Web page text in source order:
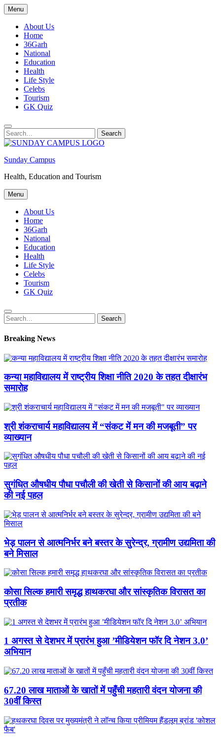
Skip
to
content
Menu
About Us
Home
36Garh
National
Education
Health
Life Style
Celebs
Tourism
GK Quiz
Search
for:
Search
Sunday Campus
Health, Education and Tourism
Menu
About Us
Home
36Garh
National
Education
Health
Life Style
Celebs
Tourism
GK Quiz
Search
for:
Search
Breaking News
कन्या महाविद्यालय में राष्ट्रीय शिक्षा नीति 2020 के तहत दीक्षारंभ
समारोह
श्री शंकराचार्य महाविद्यालय में “संकट में मन की मजबूती” पर
व्याख्यान
सुगंधित औषधीय पौधा पचौली की खेती से किसानों की आय बढ़ाने
की नई पहल
भेड़ पालन से आत्मनिर्भर बने बस्तर के सुरेन्द्र, ग्रामीण उद्यमिता की
बने मिसाल
कोसा सिल्क हमारी समृद्ध हाथकरघा और सांस्कृतिक विरासत का
प्रतीक
1 अगस्त से देशभर में प्रारंभ हुआ ’मीडियेशन फॉर दि नेशन 3.0’
अभियान
67.20 लाख माताओं के खातों में पहुँची महतारी वंदन योजना की
30वीं किस्त